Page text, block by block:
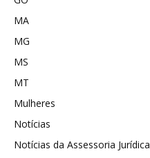
MA
MG
MS
MT
Mulheres
Notícias
Notícias da Assessoria Jurídica